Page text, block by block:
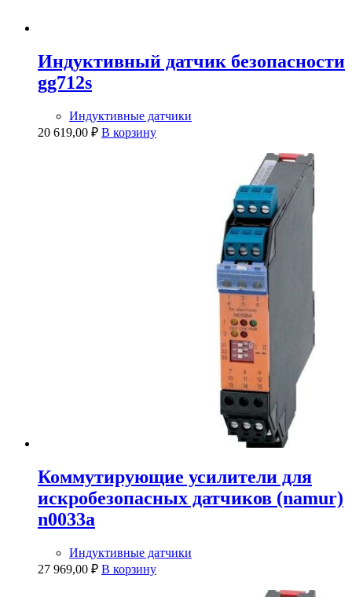
Индуктивный датчик безопасности
gg712s
Индуктивные датчики
20 619,00 ₽ В корзину
Коммутирующие усилители для
искробезопасных датчиков (namur)
n0033a
Индуктивные датчики
27 969,00 ₽ В корзину